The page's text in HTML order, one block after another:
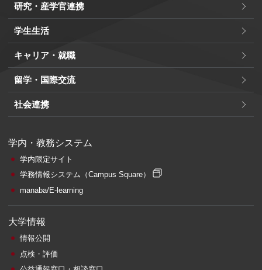
研究・産学官連携
学生生活
キャリア・就職
留学・国際交流
社会連携
学内・教務システム
学内限定サイト
学務情報システム （Campus Square）
manaba/E-learning
大学情報
情報公開
点検・評価